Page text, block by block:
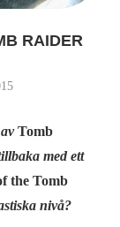
RAIDER
Tomb
med ett
the Tomb
nivå?